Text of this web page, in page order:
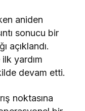
aniden
sonucu bir
açıklandı.
yardım
devam etti.
noktasına